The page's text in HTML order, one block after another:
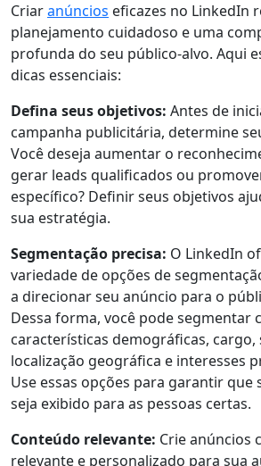
Criaranúncios eficazes no LinkedIn
planejamento cuidadoso e uma
profunda do seu público-alvo. Aqui
dicas essenciais:
Defina seus objetivos: Antes de
campanha publicitária, determine
Você deseja aumentar o
gerar leads qualificados ou
específico? Definir seus objetivos
sua estratégia.
Segmentação precisa: O LinkedIn
variedade de opções de
a direcionar seu anúncio para o
Dessa forma, você pode segmentar
características demográficas, cargo,
localização geográfica e interesses
Use essas opções para garantir que
seja exibido para as pessoas certas.
Conteúdo relevante: Crie anúncios
relevante e personalizado para sua